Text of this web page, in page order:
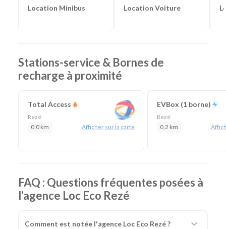
chantier
Location Minibus Location Voiture
Stations-service & Bornes de
recharge à proximité
Total Access
Rezé
0,0 km
Afficher sur la carte
EVBox (1 borne)
Rezé
0,2 km
FAQ : Questions fréquentes posées à
l’agence Loc Eco Rezé
Comment est notée l'agence Loc Eco Rezé ?